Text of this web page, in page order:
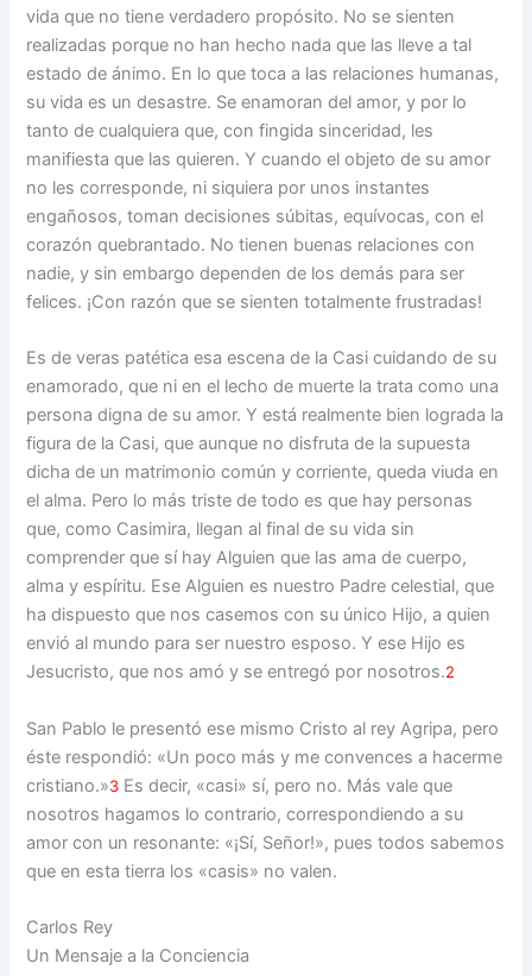
vida que no tiene verdadero propósito. No se sienten
realizadas porque no han hecho nada que las lleve a tal
estado de ánimo. En lo que toca a las relaciones humanas,
su vida es un desastre. Se enamoran del amor, y por lo
tanto de cualquiera que, con fingida sinceridad, les
manifiesta que las quieren. Y cuando el objeto de su amor
no les corresponde, ni siquiera por unos instantes
engañosos, toman decisiones súbitas, equívocas, con el
corazón quebrantado. No tienen buenas relaciones con
nadie, y sin embargo dependen de los demás para ser
felices. ¡Con razón que se sienten totalmente frustradas!
Es de veras patética esa escena de la Casi cuidando de su
enamorado, que ni en el lecho de muerte la trata como una
persona digna de su amor. Y está realmente bien lograda la
figura de la Casi, que aunque no disfruta de la supuesta
dicha de un matrimonio común y corriente, queda viuda en
el alma. Pero lo más triste de todo es que hay personas
que, como Casimira, llegan al final de su vida sin
comprender que sí hay Alguien que las ama de cuerpo,
alma y espíritu. Ese Alguien es nuestro Padre celestial, que
ha dispuesto que nos casemos con su único Hijo, a quien
envió al mundo para ser nuestro esposo. Y ese Hijo es
Jesucristo, que nos amó y se entregó por nosotros.2
San Pablo le presentó ese mismo Cristo al rey Agripa, pero
éste respondió: «Un poco más y me convences a hacerme
cristiano.»3 Es decir, «casi» sí, pero no. Más vale que
nosotros hagamos lo contrario, correspondiendo a su
amor con un resonante: «¡Sí, Señor!», pues todos sabemos
que en esta tierra los «casis» no valen.
Carlos Rey
Un Mensaje a la Conciencia